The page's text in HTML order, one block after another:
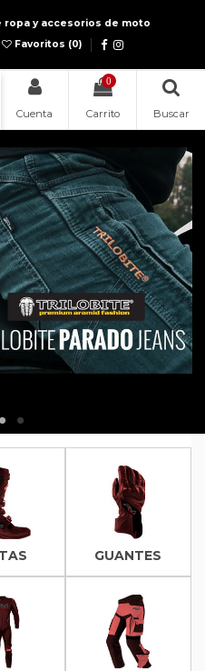
ropa y accesorios de moto
Favoritos (0)
Cuenta
0
Carrito Buscar
GUANTES